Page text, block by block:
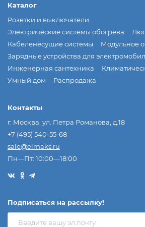
Каталог
Розетки и выключатели
Электрические системы обогрева
Кабеленесущие системы
Модульное
Зарядные устройства для
Инженерная сантехника
Умный дом
Распродажа
Контакты
г. Москва, ул. Петра Романова, д.18
+7 (495) 540-55-68
sale@elmaks.ru
Пн—Пт: 10:00—18:00
Подписаться на рассылкy!